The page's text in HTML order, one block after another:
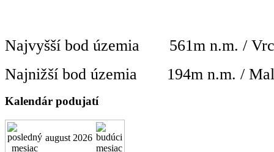
Najvyšší bod územia
561m n.m. /
Najnižší bod územia
194m n.m. /
Kalendár podujatí
august 2026